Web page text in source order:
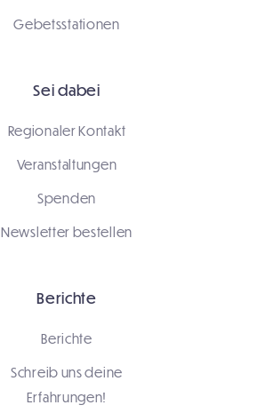
Gebetsstationen
Sei dabei
Regionaler Kontakt
Veranstaltungen
Spenden
Newsletter bestellen
Berichte
Berichte
Schreib uns deine
Erfahrungen!